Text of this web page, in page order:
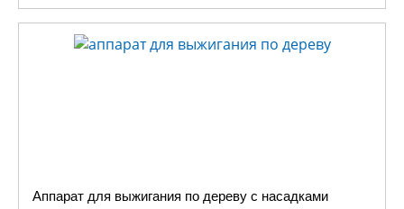
Аппарат для выжигания по дереву с насадками